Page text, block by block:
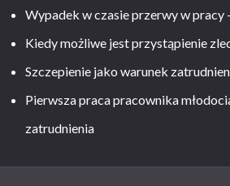
Wypadek w czasie przerwy w pracy
Kiedy możliwe jest przystąpienie
Szczepienie jako warunek
Pierwsza praca pracownika
zatrudnienia